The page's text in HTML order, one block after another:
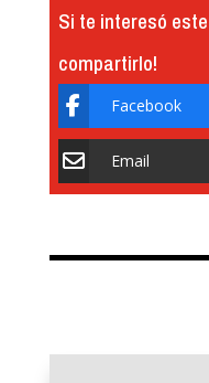
Si te interesó
compartirlo!
Facebook
Email